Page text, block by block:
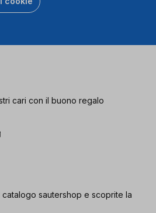
cari con il buono regalo
sautershop e scoprite la